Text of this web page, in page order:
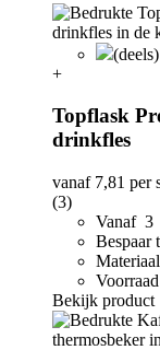
+
Topflask
drinkfles
vanaf 7,81 per
(3)
Vanaf 3
Bespaar
Bekijk product